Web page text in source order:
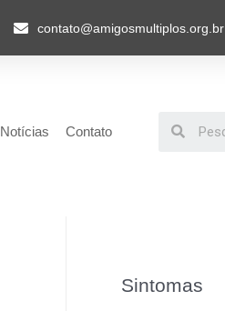
contato@amigosmultiplos.org.br
Notícias Contato
Sintomas